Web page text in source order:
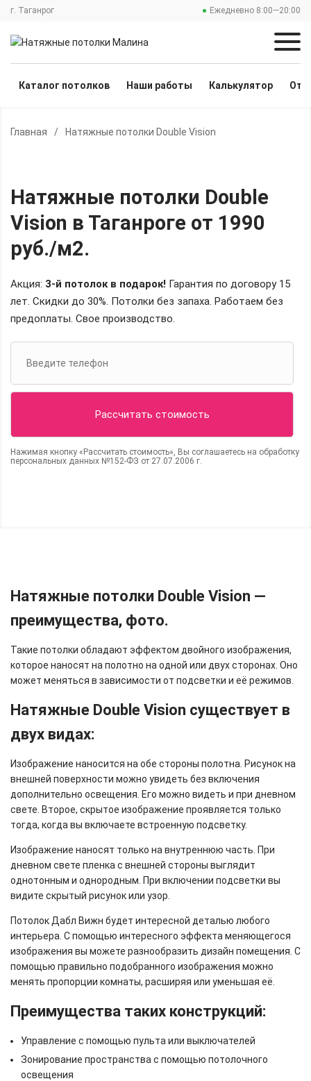
г. Таганрог Ежедневно 8:00—20:00
Каталог потолков Наши работы Калькулятор
Главная / Натяжные потолки Double Vision
Натяжные потолки Double
Vision в Таганроге от 1990
руб./м2.
Акция: 3-й потолок в подарок! Гарантия по договору 15
лет. Скидки до 30%. Потолки без запаха. Работаем без
предоплаты. Свое производство.
Нажимая кнопку «Рассчитать стоимость», Вы соглашаетесь на обработку
персональных данных №152-ФЗ от 27.07.2006 г.
Натяжные потолки Double Vision —
преимущества, фото.
Такие потолки обладают эффектом двойного изображения,
которое наносят на полотно на одной или двух сторонах. Оно
может меняться в зависимости от подсветки и её режимов.
Натяжные Double Vision существует в
двух видах:
Изображение наносится на обе стороны полотна. Рисунок на
внешней поверхности можно увидеть без включения
дополнительно освещения. Его можно видеть и при дневном
свете. Второе, скрытое изображение проявляется только
тогда, когда вы включаете встроенную подсветку.
Изображение наносят только на внутреннюю часть. При
дневном свете пленка с внешней стороны выглядит
однотонным и однородным. При включении подсветки вы
видите скрытый рисунок или узор.
Потолок Дабл Вижн будет интересной деталью любого
интерьера. С помощью интересного эффекта меняющегося
изображения вы можете разнообразить дизайн помещения. С
помощью правильно подобранного изображения можно
менять пропорции комнаты, расширяя или уменьшая её.
Преимущества таких конструкций:
Управление с помощью пульта или выключателей
Зонирование пространства с помощью потолочного
освещения